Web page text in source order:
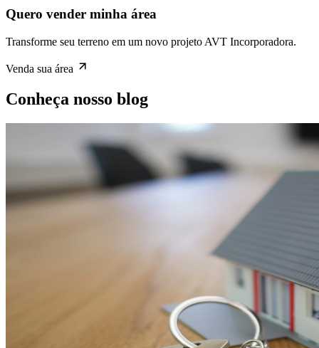
Quero vender minha área
Transforme seu terreno em um novo projeto AVT Incorporadora.
Venda sua área
Conheça nosso blog